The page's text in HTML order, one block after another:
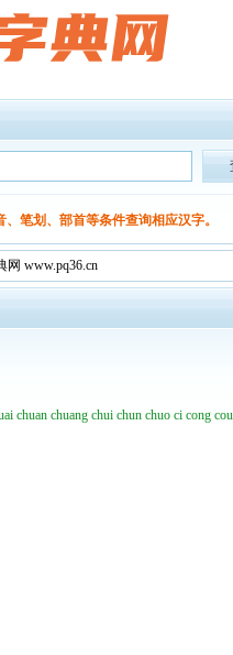
笔划、部首等条件查询相应汉字。
www.pq36.cn
chuan chuang chui chun chuo ci cong cou